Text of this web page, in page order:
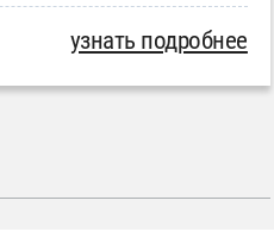
узнать подробнее